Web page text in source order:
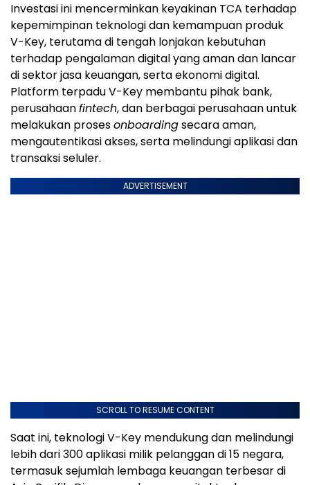
Investasi ini mencerminkan keyakinan TCA terhadap
kepemimpinan teknologi dan kemampuan produk
V-Key, terutama di tengah lonjakan kebutuhan
terhadap pengalaman digital yang aman dan lancar
di sektor jasa keuangan, serta ekonomi digital.
Platform terpadu V-Key membantu pihak bank,
perusahaanfintech, dan berbagai perusahaan untuk
melakukan prosesonboardingsecara aman,
mengautentikasi akses, serta melindungi aplikasi dan
transaksi seluler.
ADVERTISEMENT
SCROLL TO RESUME CONTENT
Saat ini, teknologi V-Key mendukung dan melindungi
lebih dari 300 aplikasi milik pelanggan di 15 negara,
termasuk sejumlah lembaga keuangan terbesar di